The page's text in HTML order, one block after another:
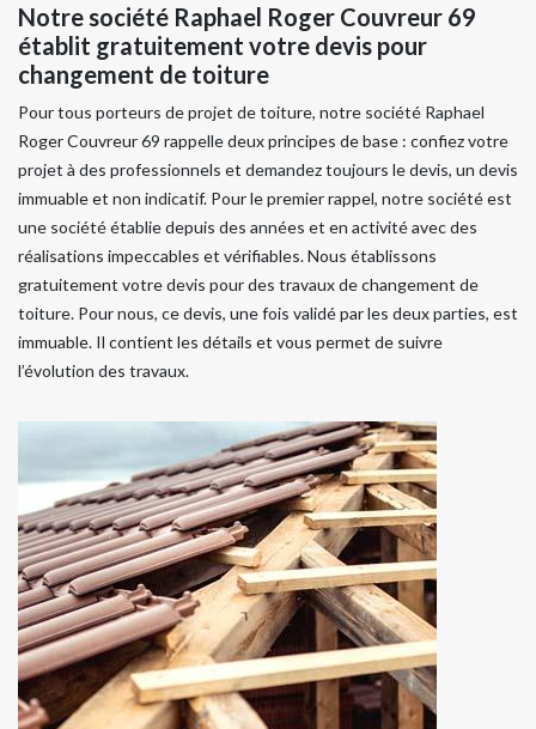
Notre société Raphael Roger Couvreur 69
établit gratuitement votre devis pour
changement de toiture
Pour tous porteurs de projet de toiture, notre société Raphael
Roger Couvreur 69 rappelle deux principes de base : confiez votre
projet à des professionnels et demandez toujours le devis, un devis
immuable et non indicatif. Pour le premier rappel, notre société est
une société établie depuis des années et en activité avec des
réalisations impeccables et vérifiables. Nous établissons
gratuitement votre devis pour des travaux de changement de
toiture. Pour nous, ce devis, une fois validé par les deux parties, est
immuable. Il contient les détails et vous permet de suivre
l’évolution des travaux.